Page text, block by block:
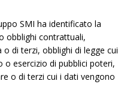
SMI ha identificato la
obblighi contrattuali,
di terzi, obblighi di legge cui
esercizio di pubblici poteri,
o di terzi cui i dati vengono